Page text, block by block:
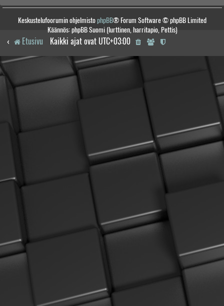
Keskustelufoorumin ohjelmistophpBB® Forum Software © phpBB Limited
Käännös: phpBB Suomi (lurttinen, harritapio, Pettis)
Etusivu Kaikki ajat ovat UTC+03:00